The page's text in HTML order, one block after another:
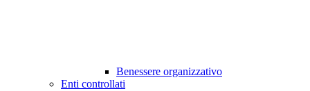
Benessere organizzativo
Enti controllati